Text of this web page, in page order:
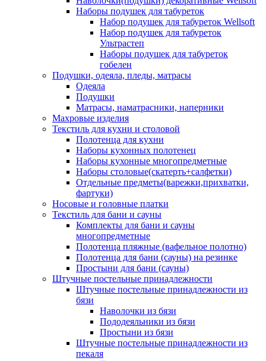
Наборы подушек для табуреток
Набор подушек для табуреток Wellsoft
Набор подушек для табуреток
Ультрастеп
Наборы подушек для табуреток
гобелен
Подушки, одеяла, пледы, матрасы
Одеяла
Подушки
Матрасы, наматрасники, наперники
Махровые изделия
Текстиль для кухни и столовой
Полотенца для кухни
Наборы кухонных полотенец
Наборы кухонные многопредметные
Наборы столовые(скатерть+салфетки)
Отдельные предметы(варежки,прихватки,
фартуки)
Носовые и головные платки
Текстиль для бани и сауны
Комплекты для бани и сауны
многопредметные
Полотенца пляжные (вафельное полотно)
Полотенца для бани (сауны) на резинке
Простыни для бани (сауны)
Штучные постельные принадлежности
Штучные постельные принадлежности из
бязи
Наволочки из бязи
Пододеяльники из бязи
Простыни из бязи
Штучные постельные принадлежности из
пекаля